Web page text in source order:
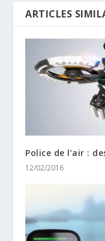
ARTICLES
Police de l’air :
12/02/2016